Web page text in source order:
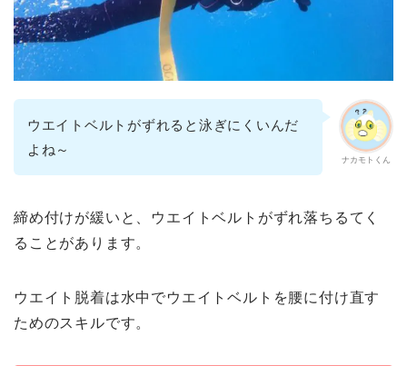
ナカモトくん
ウエイトベルトがずれると泳ぎにくいんだ
よね～
締め付けが緩いと、ウエイトベルトがずれ落ちるてく
ることがあります。
ウエイト脱着は水中でウエイトベルトを腰に付け直す
ためのスキルです。